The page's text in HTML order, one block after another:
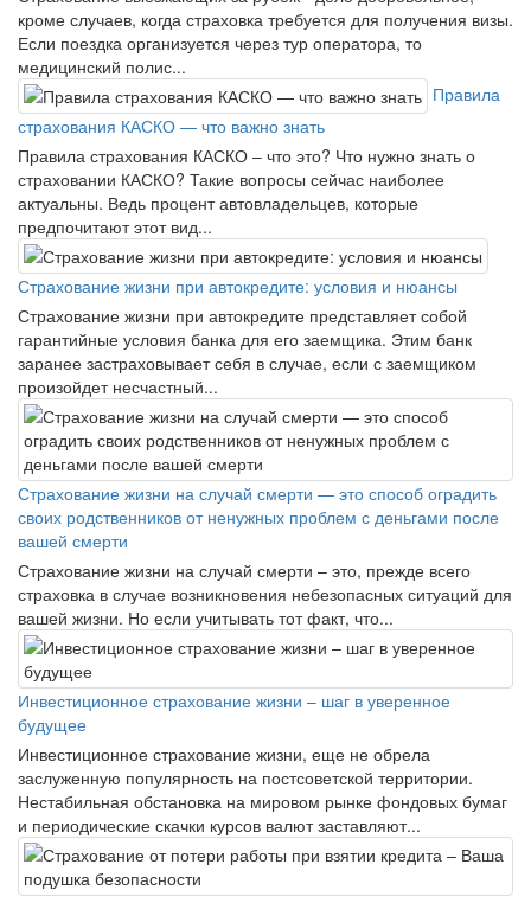
кроме случаев, когда страховка требуется для получения визы.
Если поездка организуется через тур оператора, то
медицинский полис...
Правила
страхования КАСКО — что важно знать
Правила страхования КАСКО – что это? Что нужно знать о
страховании КАСКО? Такие вопросы сейчас наиболее
актуальны. Ведь процент автовладельцев, которые
предпочитают этот вид...
Страхование жизни при автокредите: условия и нюансы
Страхование жизни при автокредите представляет собой
гарантийные условия банка для его заемщика. Этим банк
заранее застраховывает себя в случае, если с заемщиком
произойдет несчастный...
Страхование жизни на случай смерти — это способ оградить
своих родственников от ненужных проблем с деньгами после
вашей смерти
Страхование жизни на случай смерти – это, прежде всего
страховка в случае возникновения небезопасных ситуаций для
вашей жизни. Но если учитывать тот факт, что...
Инвестиционное страхование жизни – шаг в уверенное
будущее
Инвестиционное страхование жизни, еще не обрела
заслуженную популярность на постсоветской территории.
Нестабильная обстановка на мировом рынке фондовых бумаг
и периодические скачки курсов валют заставляют...